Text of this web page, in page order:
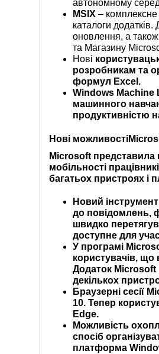
автономному
MSIX – комплексне
каталоги
оновлення, а
та Магазину
Нові
розробникам та
формул Excel.
Windows Machine
машинного
продуктивністю
Нові можливості
Microsoft представила
мобільності
багатьох пристроях і
Новий
до повідомлень,
швидко
доступне для
У програмі
користувачів, що
Додаток Microsoft
декількох
Браузерні сесії
10. Тепер
Edge.
Можливість
спосіб
платформа